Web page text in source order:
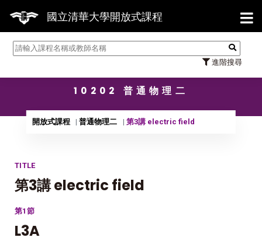
國立清華大學開放式課程
進階搜尋
【
10202 普通物理二
開放式課程 普通物理二 第3講 electric field
TITLE
第3講 electric field
第1節
L3A